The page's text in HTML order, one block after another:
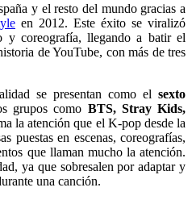
y el resto del mundo gracias a
en 2012. Este éxito se viralizó
y coreografía, llegando a batir el
de YouTube, con más de tres
se presentan como el sexto
grupos como BTS, Stray Kids,
la atención que el K-pop desde la
puestas en escenas, coreografías,
que llaman mucho la atención.
ya que sobresalen por adaptar y
una canción.